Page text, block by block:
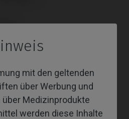
mit den geltenden
über Werbung und
Medizinprodukte
werden diese Inhalte